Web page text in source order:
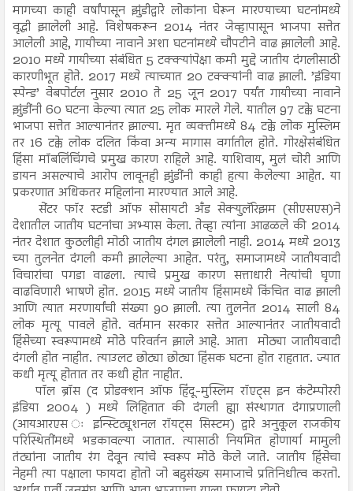
मागच्या काही वर्षांपासून झुंडीद्वारे लोकांना घेरून मारण्याच्या घटनांमध्ये
वृद्धी झालेली आहे. विशेषकरून 2014 नंतर जेव्हापासून भाजपा सत्तेत
आलेली आहे, गायीच्या नावाने अशा घटनांमध्ये चौपटीने वाढ झालेली आहे.
2010 मध्ये गायीच्या संबंधित 5 टक्क्यांपेक्षा कमी मुद्दे जातीय दंगलीसाठी
कारणीभूत होते. 2017 मध्ये त्याच्यात 20 टक्क्यांनी वाढ झाली. ’इंडिया
स्पेन्ड’ वेबपोर्टल नुसार 2010 ते 25 जून 2017 पर्यंत गायीच्या नावाने
झुंडींनी 60 घटना केल्या त्यात 25 लोक मारले गेले. यातील 97 टक्के घटना
भाजपा सत्तेत आल्यानंतर झाल्या. मृत व्यक्तीमध्ये 84 टक्के लोक मुस्लिम
तर 16 टक्के लोक दलित किंवा अन्य मागास वर्गातील होते. गोरक्षेसंबंधित
हिंसा मॉबलिंचिंगचे प्रमुख कारण राहिले आहे. याशिवाय, मुलं चोरी आणि
डायन असल्याचे आरोप लावूनही झुंडींनी काही हत्या केलेल्या आहेत. या
प्रकरणात अधिकतर महिलांना मारण्यात आले आहे.
सेंटर फॉर स्टडी ऑफ सोसायटी अँड सेक्युलॅरिझम (सीएसएस)ने
देशातील जातीय घटनांचा अभ्यास केला. तेव्हा त्यांना आढळले की 2014
नंतर देशात कुठलीही मोठी जातीय दंगल झालेली नाही. 2014 मध्ये 2013
च्या तुलनेत दंगली कमी झालेल्या आहेत. परंतु, समाजामध्ये जातीयवादी
विचारांचा पगडा वाढला. त्याचे प्रमुख कारण सत्ताधारी नेत्यांची घृणा
वाढविणारी भाषणे होत. 2015 मध्ये जातीय हिंसामध्ये किंचित वाढ झाली
आणि त्यात मरणार्यांची संख्या 90 झाली. त्या तुलनेत 2014 साली 84
लोक मृत्यू पावले होते. वर्तमान सरकार सत्तेत आल्यानंतर जातीयवादी
हिंसेच्या स्वरूपामध्ये मोठे परिवर्तन झाले आहे. आता मोठ्या जातीयवादी
दंगली होत नाहीत. त्याउलट छोट्या छोट्या हिंसक घटना होत राहतात. ज्यात
कधी मृत्यू होतात तर कधी होत नाहीत.
पॉल ब्रॉस (द प्रोडक्शन ऑफ हिंदू-मुस्लिम रॉएट्स इन कंटेम्पोररी
इंडिया 2004 ) मध्ये लिहितात की दंगली ह्या संस्थागत दंगाप्रणाली
(आयआरएस ः इन्स्टिट्यूशनल रॉयट्स सिस्टम) द्वारे अनुकूल राजकीय
परिस्थितींमध्ये भडकावल्या जातात. त्यासाठी नियमित होणार्या मामुली
तंट्यांना जातीय रंग देवून त्यांचे स्वरूप मोठे केले जाते. जातीय हिंसेचा
नेहमी त्या पक्षाला फायदा होतो जो बहुसंख्य समाजाचे प्रतिनिधीत्व करतो.